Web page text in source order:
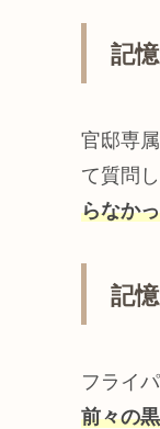
記
官邸専
て質問
らなか
記
フライ
前々の